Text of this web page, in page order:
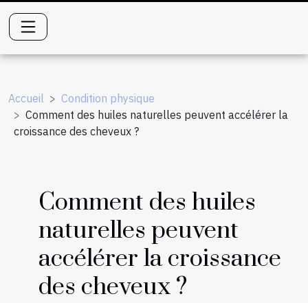
Accueil
Condition physique
Comment des huiles naturelles peuvent accélérer la
croissance des cheveux ?
Comment des huiles
naturelles peuvent
accélérer la croissance
des cheveux ?